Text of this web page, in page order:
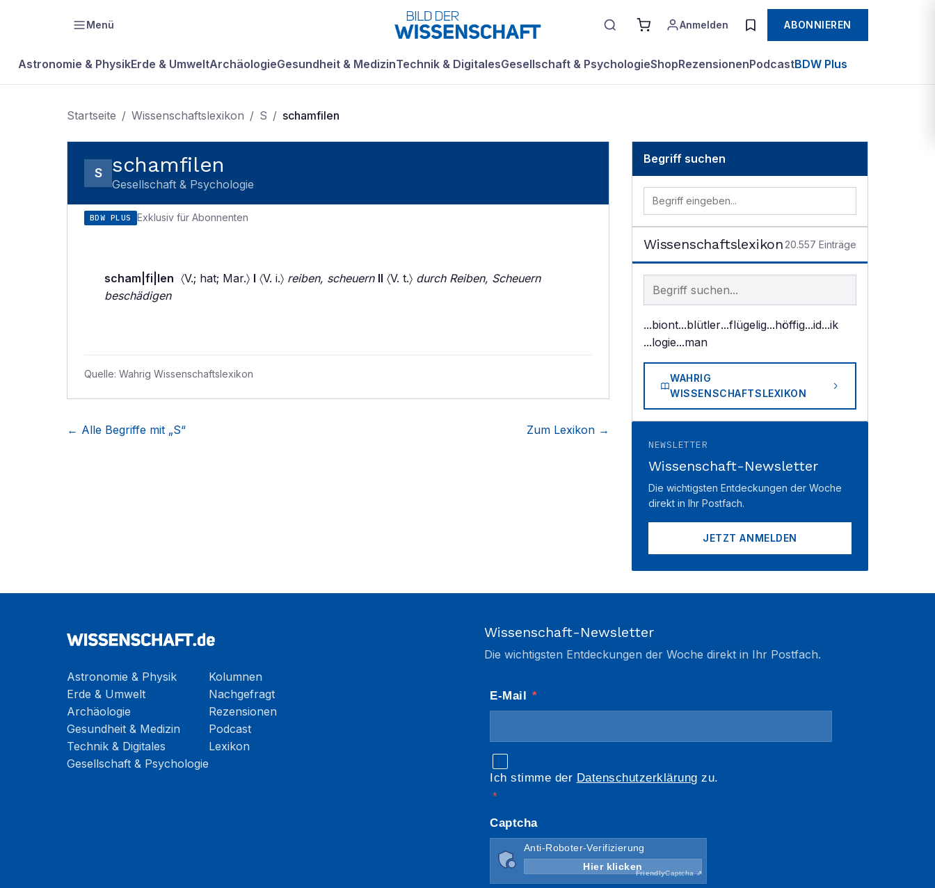
Menü Anmelden ABONNIEREN
Astronomie & PhysikErde & UmweltArchäologieGesundheit & MedizinTechnik & DigitalesGesellschaft & PsychologieShopRezensionenPodcastBDW Plus
Startseite / Wissenschaftslexikon / S / schamfilen
S schamfilen
Gesellschaft & Psychologie
BDW PLUS Exklusiv für Abonnenten
scham|fi|len 〈V.; hat; Mar.〉 I 〈V. i.〉 reiben, scheuern II 〈V. t.〉 durch Reiben, Scheuern
beschädigen
Quelle: Wahrig Wissenschaftslexikon
← Alle Begriffe mit „S“ Zum Lexikon →
Begriff suchen
Wissenschaftslexikon 20.557 Einträge
Begriff im Lexikon suchen
...biont...blütler...flügelig...höffig...id...ik
...logie...man
WAHRIG
WISSENSCHAFTSLEXIKON
NEWSLETTER
Wissenschaft-Newsletter
Die wichtigsten Entdeckungen der Woche
direkt in Ihr Postfach.
JETZT ANMELDEN
Astronomie & Physik
Erde & Umwelt
Archäologie
Gesundheit & Medizin
Technik & Digitales
Gesellschaft & Psychologie
Kolumnen
Nachgefragt
Rezensionen
Podcast
Lexikon
Wissenschaft-Newsletter
Die wichtigsten Entdeckungen der Woche direkt in Ihr Postfach.